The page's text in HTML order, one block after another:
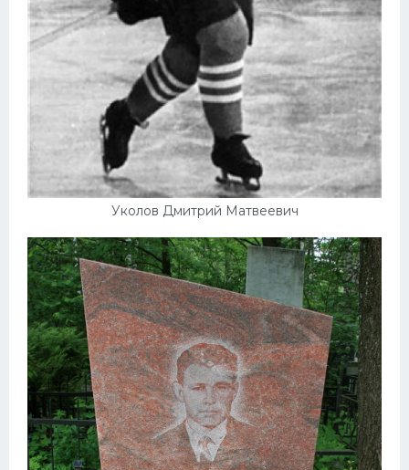
Уколов Дмитрий Матвеевич
Тренажеры
Интерьер квартиры